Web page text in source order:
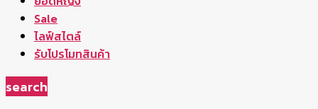
Sale
ไลฟ์สไตล์
รับโปรโมทสินค้า
search